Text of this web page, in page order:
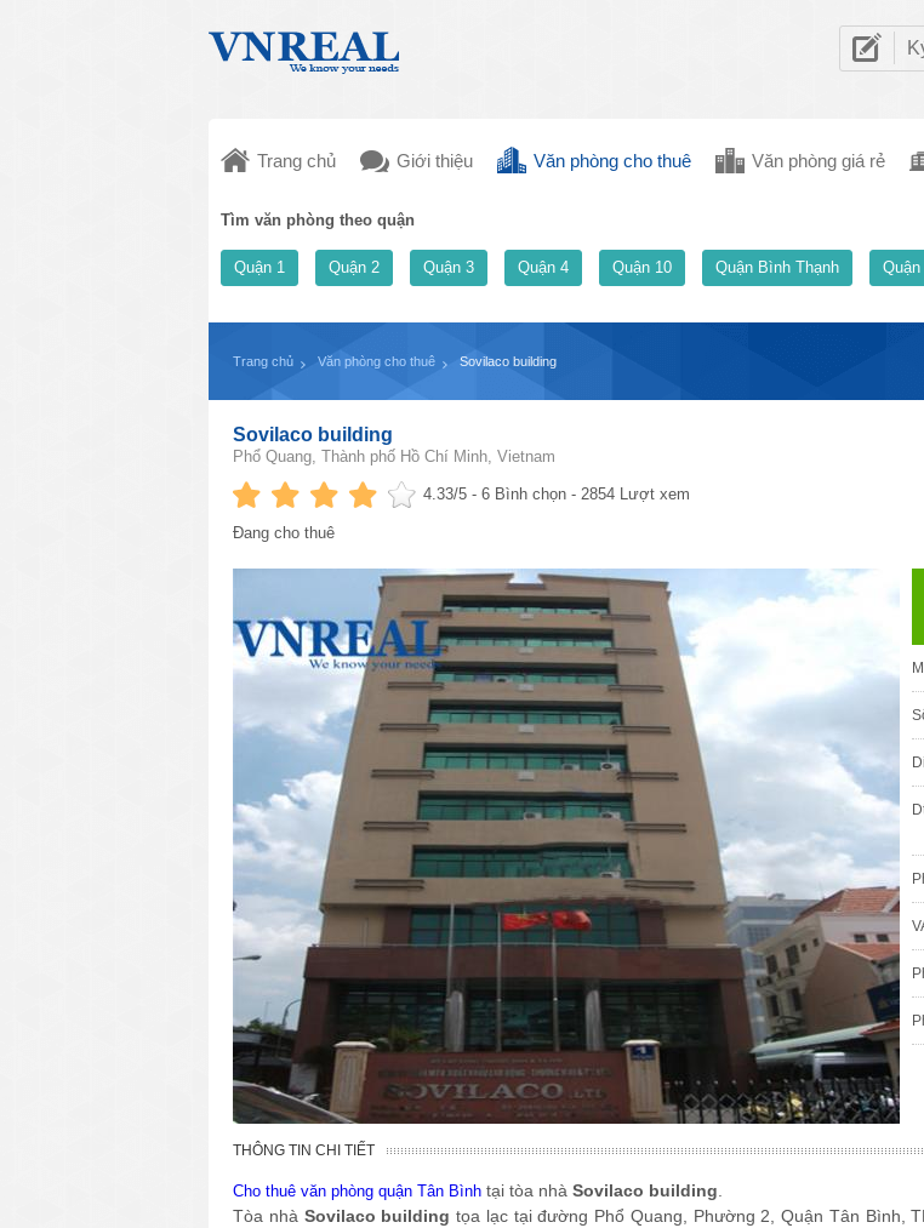
Trang chủ Giới thiệu Văn phòng cho thuê Văn phòng giá rẻ
Tìm văn phòng theo quận
Quận 1 Quận 2 Quận 3 Quận 4 Quận 10 Quận Bình Thạnh
Trang chủ Văn phòng cho thuê Sovilaco building
Sovilaco building
Phổ Quang, Thành phố Hồ Chí Minh, Vietnam
4.33/5 - 6 Bình chọn - 2854 Lượt xem
Đang cho thuê
THÔNG TIN CHI TIẾT
Cho thuê văn phòng quận Tân Bình tại tòa nhà Sovilaco building
Tòa nhà Sovilaco building tọa lạc tại đường Phổ Quang, Phường 2, Quận Tân Bình,